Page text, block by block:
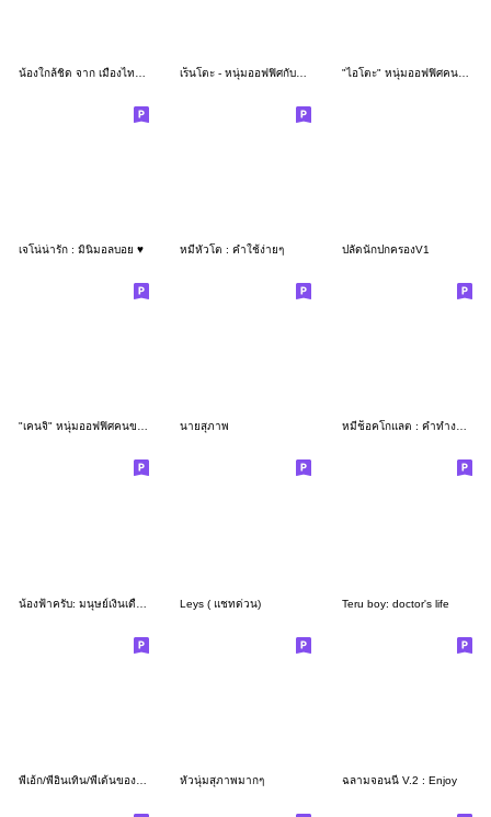
"ไอโตะ" หนุ่มออฟฟิศคนขยัน - คำทำงานสุภาพ
เจโน่น่ารัก : มินิมอลบอย ♥️ หมีหัวโต : คำใช้ง่ายๆ ปลัดนักปกครองV1
"เคนจิ" หนุ่มออฟฟิศคนขยัน คำทำงานสุภาพ นายสุภาพ หมีช็อคโกแลต : คำทำงานครับผม
Leys ( แชทด่วน) Teru boy: doctor's life
หัวนุ่มสุภาพมากๆ ฉลามจอนนี่ V.2 : Enjoy